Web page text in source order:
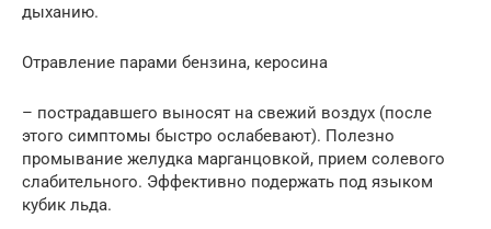
дыханию.
Отравление парами бензина, керосина
– пострадавшего выносят на свежий воздух (после
этого симптомы быстро ослабевают). Полезно
промывание желудка марганцовкой, прием солевого
слабительного. Эффективно подержать под языком
кубик льда.